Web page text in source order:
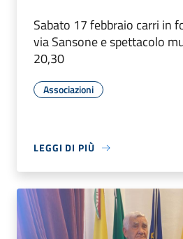
Sabato 17 febbraio carri in
via Sansone e spettacolo
20,30
Associazioni
LEGGI DI PIÙ